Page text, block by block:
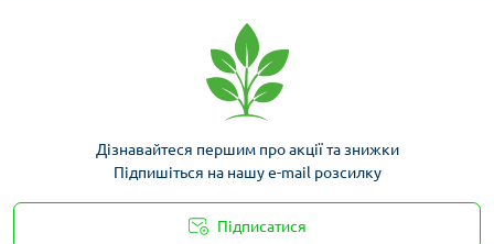
Дізнавайтеся першим про акції та знижки
Підпишіться на нашу e-mail розсилку
Підписатися